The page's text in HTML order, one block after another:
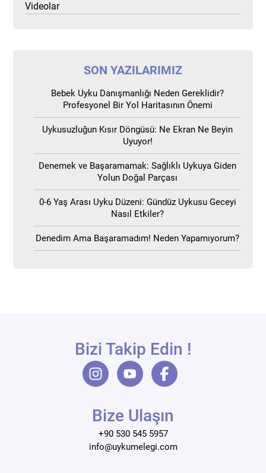
Videolar
SON YAZILARIMIZ
Bebek Uyku Danışmanlığı Neden Gereklidir?
Profesyonel Bir Yol Haritasının Önemi
Uykusuzluğun Kısır Döngüsü: Ne Ekran Ne Beyin
Uyuyor!
Denemek ve Başaramamak: Sağlıklı Uykuya Giden
Yolun Doğal Parçası
0-6 Yaş Arası Uyku Düzeni: Gündüz Uykusu Geceyi
Nasıl Etkiler?
Denedim Ama Başaramadım! Neden Yapamıyorum?
Bizi Takip Edin !
Bize Ulaşın
+90 530 545 5957
info@uykumelegi.com